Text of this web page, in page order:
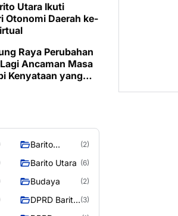
Utara Ikuti
Otonomi Daerah ke-
Raya Perubahan
Ancaman Masa
Kenyataan yang
Barito
(2)
Barito Utara (6)
Budaya (2)
DPRD Barito (3)